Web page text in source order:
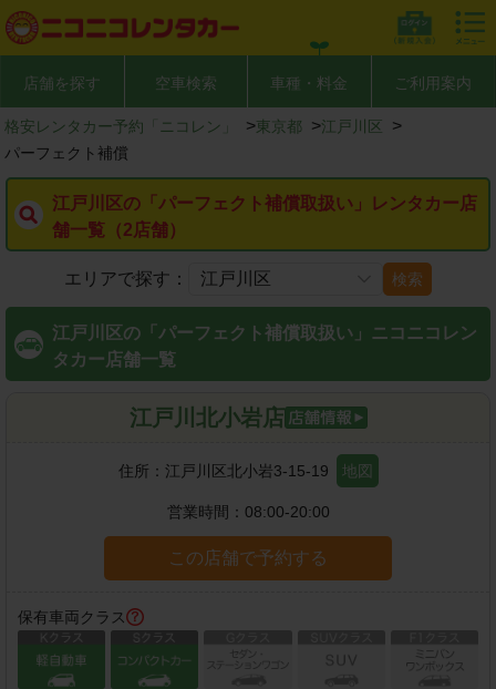
店舗を探す 空車検索 車種・料金 ご利用案内
格安レンタカー予約「ニコレン」 >東京都 >江戸川区 >
パーフェクト補償
江戸川区の「パーフェクト補償取扱い」レンタカー店
舗一覧（2店舗）
エリアで探す： 検索
江戸川区の「パーフェクト補償取扱い」ニコニコレン
タカー店舗一覧
江戸川北小岩店
住所： 江戸川区北小岩3-15-19 地図
営業時間： 08:00-20:00
この店舗で予約する
保有車両クラス